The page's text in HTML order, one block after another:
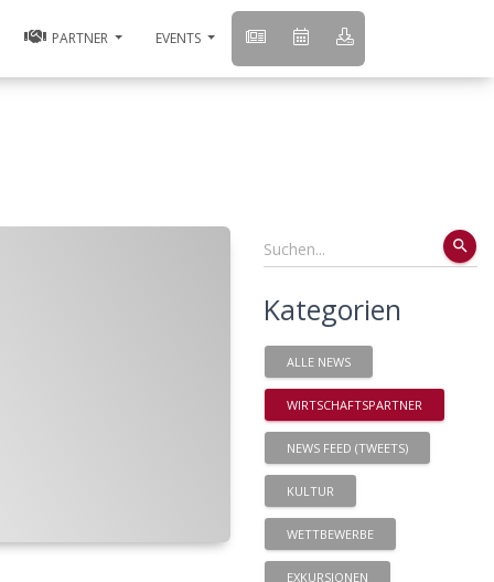
PARTNER EVENTS
search
Kategorien
ALLE NEWS
WIRTSCHAFTSPARTNER
NEWS FEED (TWEETS)
KULTUR
WETTBEWERBE
EXKURSIONEN